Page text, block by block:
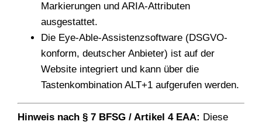
Markierungen und ARIA-Attributen
ausgestattet.
Die Eye-Able-Assistenzsoftware (DSGVO-
konform, deutscher Anbieter) ist auf der
Website integriert und kann über die
Tastenkombination ALT+1 aufgerufen werden.
Hinweis nach § 7 BFSG / Artikel 4 EAA: Diese